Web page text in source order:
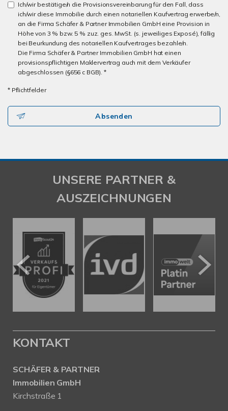
Ich/wir bestätige/n die Provisionsvereinbarung für den Fall, dass
ich/wir diese Immobilie durch einen notariellen Kaufvertrag erwerbe/n,
an die Firma Schäfer & Partner Immobilien GmbH eine Provision in
Höhe von 3 % bzw. 5 % zuz. ges. MwSt. (s. jeweiliges Exposé), fällig
bei Beurkundung des notariellen Kaufvertrages bezahle/n.
Die Firma Schäfer & Partner Immobilien GmbH hat einen
provisionspflichtigen Maklervertrag auch mit dem Verkäufer
abgeschlossen (§656 c BGB). *
* Pflichtfelder
Absenden
UNSERE PARTNER &
AUSZEICHNUNGEN
KONTAKT
SCHÄFER & PARTNER
Immobilien GmbH
Kirchstraße 1